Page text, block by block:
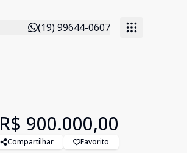
(19) 99644-0607
R$ 900.000,00
Compartilhar Favorito